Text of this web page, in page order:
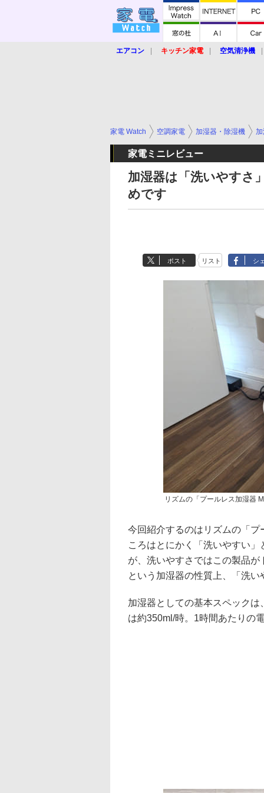
エアコン キッチン家電
空気清浄機
家電 Watch 空調家電 加湿器・除湿機
家電ミニレビュー
加湿器は「洗いやすさ
めです
ポスト リスト シ
リズムの「プールレス加湿器
今回紹介するのはリズムの「
ころはとにかく「洗いやすい
が、洗いやすさではこの製品
という加湿器の性質上、「洗
加湿器としての基本スペック
は約350ml/時。1時間あたりの